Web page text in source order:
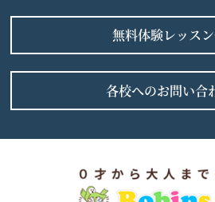
無料体験レッス
各校へのお問い合